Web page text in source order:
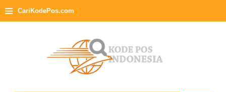
≡ CariKodePos.com